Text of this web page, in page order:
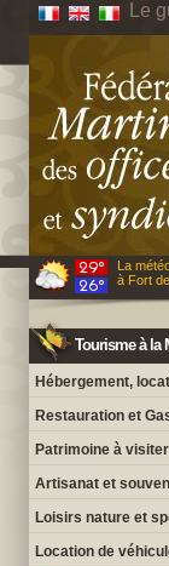
Le
La
à Fort
Tourisme à la
Hébergement,
Restauration et
Patrimoine à visiter
Artisanat et
Loisirs nature et
Location de